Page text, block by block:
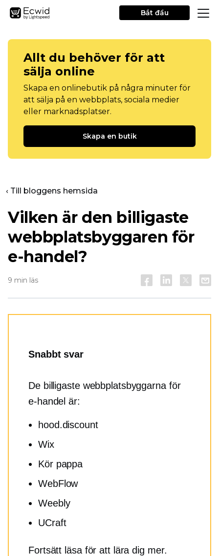
Bắt đầu
Allt du behöver för att
sälja online
Skapa en onlinebutik på några minuter för
att sälja på en webbplats, sociala medier
eller marknadsplatser.
Skapa en butik
‹ Till bloggens hemsida
Vilken är den billigaste
webbplatsbyggaren för
e-handel?
9 min läs
Snabbt svar
De billigaste webbplatsbyggarna för
e-handel är:
hood.discount
Wix
Kör pappa
WebFlow
Weebly
UCraft
Fortsätt läsa för att lära dig mer.